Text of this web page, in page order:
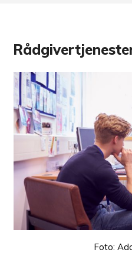
Foto: